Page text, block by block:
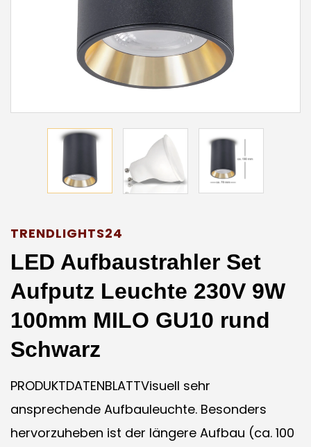
TRENDLIGHTS24
LED Aufbaustrahler Set
Aufputz Leuchte 230V 9W
100mm MILO GU10 rund
Schwarz
PRODUKTDATENBLATTVisuell sehr
ansprechende Aufbauleuchte. Besonders
hervorzuheben ist der längere Aufbau (ca. 100